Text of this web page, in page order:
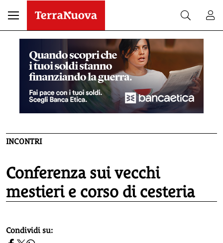
INCONTRI
Conferenza sui vecchi
mestieri e corso di cesteria
homepage h2
Condividi su: